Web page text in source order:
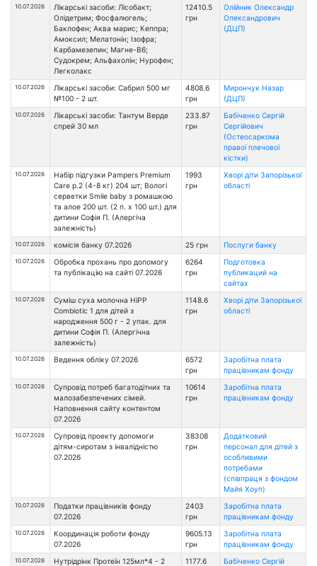
10.07.2026
Лікарські засоби: Лісобакт;
Олідетрим; Фосфалюгель;
Баклофен; Аква марис; Кеппра;
Амоксил; Мелатонін; Ізофра;
Карбамезепин; Магне-В6;
Судокрем; Альфахолін; Нурофен;
Легколакс
12410.5
грн
Олійник Олександр
Олександрович
(ДЦП)
10.07.2026
Лікарські засоби: Сабрил 500 мг
№100 - 2 шт.
4808.6
грн
Мирончук Назар
(ДЦП)
10.07.2026
Лікарські засоби: Тантум Верде
спрей 30 мл
233.87
грн
Бабіченко Сергій
Сергійович
(Остеосаркома
правої плечової
кістки)
10.07.2026
Набір підгузки Pampers Premium
Care р.2 (4-8 кг) 204 шт; Вологі
серветки Smile baby з ромашкою
та алое 200 шт. (2 п. x 100 шт.) для
дитини Софія П. (Алергіча
залежність)
1993
грн
Хворі діти Запорізької
області
10.07.2026 комісія банку 07.2026 25 грн Послуги банку
10.07.2026
Обробка прохань про допомогу
та публікацію на сайті 07.2026
6264
грн
Подготовка
публикаций на
сайтах
10.07.2026
Суміш суха молочна HiPP
Combiotic 1 для дітей з
народження 500 г - 2 упак. для
дитини Софія П. (Алергічна
залежність)
1148.6
грн
Хворі діти Запорізької
області
10.07.2026 Ведення обліку 07.2026
6572
грн
Заробітна плата
працівникам фонду
10.07.2026
Супровід потреб багатодітних та
малозабезпечених сімей.
Наповнення сайту контентом
07.2026
10614
грн
Заробітна плата
працівникам фонду
10.07.2026
Супровід проекту допомоги
дітям-сиротам з інвалідністю
07.2026
38308
грн
Додатковий
персонал для дітей з
особливими
потребами
(співпраця з фондом
Майя Хоуп)
10.07.2026
Податки працівників фонду
07.2026
2403
грн
Заробітна плата
працівникам фонду
10.07.2026
Координація роботи фонду
07.2026
9605.13
грн
Заробітна плата
працівникам фонду
10.07.2026
Нутрідрінк Протеїн 125мл*4 - 2
1177.6
Бабіченко Сергій